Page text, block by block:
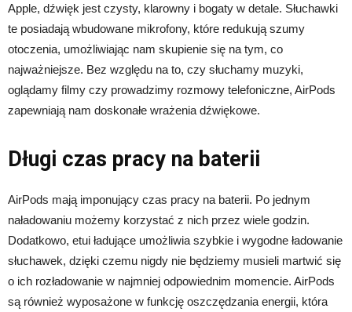
Apple, dźwięk jest czysty, klarowny i bogaty w detale. Słuchawki
te posiadają wbudowane mikrofony, które redukują szumy
otoczenia, umożliwiając nam skupienie się na tym, co
najważniejsze. Bez względu na to, czy słuchamy muzyki,
oglądamy filmy czy prowadzimy rozmowy telefoniczne, AirPods
zapewniają nam doskonałe wrażenia dźwiękowe.
Długi czas pracy na baterii
AirPods mają imponujący czas pracy na baterii. Po jednym
naładowaniu możemy korzystać z nich przez wiele godzin.
Dodatkowo, etui ładujące umożliwia szybkie i wygodne ładowanie
słuchawek, dzięki czemu nigdy nie będziemy musieli martwić się
o ich rozładowanie w najmniej odpowiednim momencie. AirPods
są również wyposażone w funkcję oszczędzania energii, która